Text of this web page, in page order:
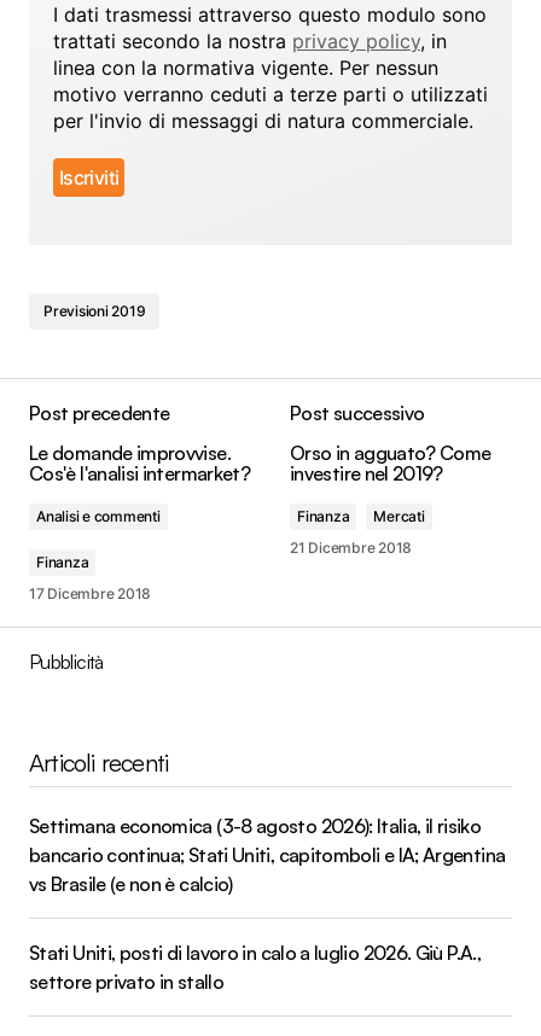
I dati trasmessi attraverso questo modulo sono
trattati secondo la nostra privacy policy, in
linea con la normativa vigente. Per nessun
motivo verranno ceduti a terze parti o utilizzati
per l'invio di messaggi di natura commerciale.
Previsioni 2019
Post precedente
Le domande improvvise.
Cos'è l'analisi intermarket?
Analisi e commenti
Finanza
17 Dicembre 2018
Post successivo
Orso in agguato? Come
investire nel 2019?
Finanza
Mercati
21 Dicembre 2018
Pubblicità
Articoli recenti
Settimana economica (3-8 agosto 2026): Italia, il risiko
bancario continua; Stati Uniti, capitomboli e IA; Argentina
vs Brasile (e non è calcio)
Stati Uniti, posti di lavoro in calo a luglio 2026. Giù P.A.,
settore privato in stallo